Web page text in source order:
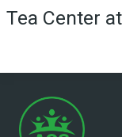
Tea Center